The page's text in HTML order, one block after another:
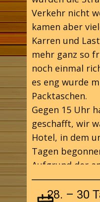
Verkehr nicht
kamen aber
Karren und
mehr ganz so
noch einmal
es eng wurde
Packtaschen.
Gegen 15 Uhr
geschafft, wir
Hotel, in dem
Tagen
Aufgrund der
Verkehrslage
wenige
28. – 30